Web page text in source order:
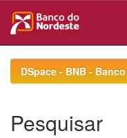
navigationDSpace - BNB -
Pesquisar